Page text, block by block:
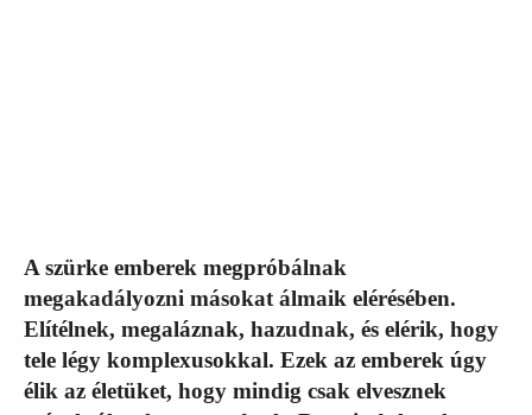
A szürke emberek megpróbálnak
megakadályozni másokat álmaik elérésében.
Elítélnek, megaláznak, hazudnak, és elérik, hogy
tele légy komplexusokkal. Ezek az emberek úgy
élik az életüket, hogy mindig csak elvesznek